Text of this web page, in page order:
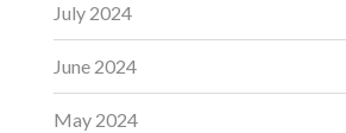
July 2024
June 2024
May 2024